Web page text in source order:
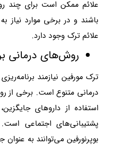
علائم ممکن است برای چند
باشند و در برخی موارد نیاز
علائم ترک وجود دارد.
روش‌های درمانی
ترک مورفین نیازمند
درمانی متنوع است. برخی از
استفاده از داروهای
پشتیبانی‌های اجتماعی
بوپرنورفین می‌توانند به